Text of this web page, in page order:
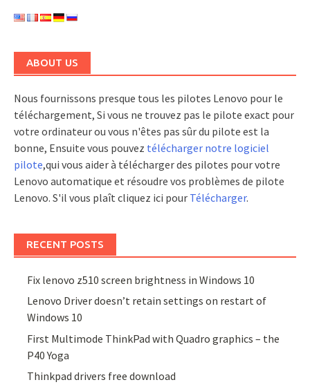
ABOUT US
Nous fournissons presque tous les pilotes Lenovo pour le
téléchargement, Si vous ne trouvez pas le pilote exact pour
votre ordinateur ou vous n'êtes pas sûr du pilote est la
bonne, Ensuite vous pouvez télécharger notre logiciel
pilote,qui vous aider à télécharger des pilotes pour votre
Lenovo automatique et résoudre vos problèmes de pilote
Lenovo. S'il vous plaît cliquez ici pour Télécharger.
RECENT POSTS
Fix lenovo z510 screen brightness in Windows 10
Lenovo Driver doesn’t retain settings on restart of
Windows 10
First Multimode ThinkPad with Quadro graphics – the
P40 Yoga
Thinkpad drivers free download